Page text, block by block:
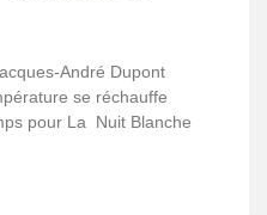
André Dupont
se réchauffe
pour La Nuit Blanche